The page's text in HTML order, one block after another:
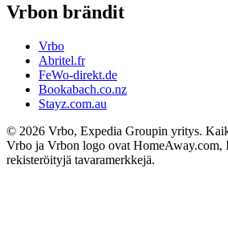
Vrbon brändit
Vrbo
Abritel.fr
FeWo-direkt.de
Bookabach.co.nz
Stayz.com.au
© 2026 Vrbo, Expedia Groupin yritys.
Vrbo ja Vrbon logo ovat HomeAway.com,
rekisteröityjä tavaramerkkejä.